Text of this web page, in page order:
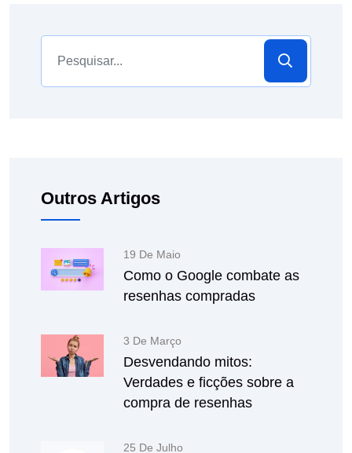
Outros Artigos
19 De Maio
Como o Google combate as
resenhas compradas
3 De Março
Desvendando mitos:
Verdades e ficções sobre a
compra de resenhas
25 De Julho